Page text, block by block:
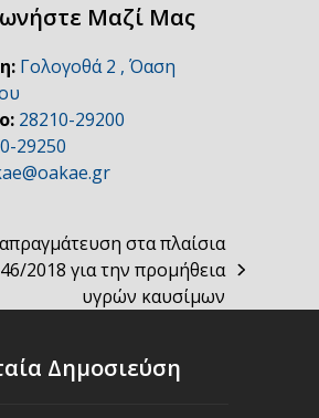
Μαζί Μας
Γολογοθά 2 , Όαση
28210-29200
29250
στα πλαίσια
2018 για την προμήθεια
υγρών καυσίμων
Δημοσιεύση